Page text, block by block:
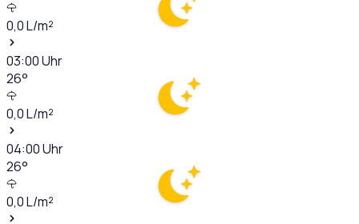
0,0L/m²
03:00Uhr
26°
0,0L/m²
04:00Uhr
26°
0,0L/m²